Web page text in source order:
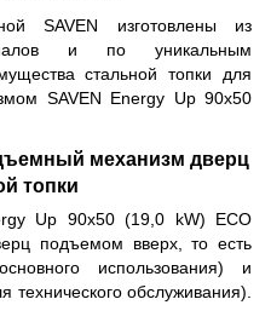
SAVEN изготовлены из
и по уникальным
стальной топки для
SAVEN Energy Up 90х50
механизм дверц
топки
Up 90х50 (19,0 kW) ECO
подъемом вверх, то есть
использования) и
технического обслуживания).